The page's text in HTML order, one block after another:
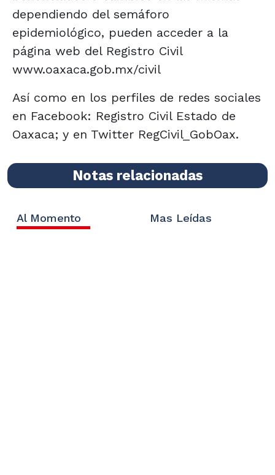
dependiendo del semáforo
epidemiológico, pueden acceder a la
página web del Registro Civil
www.oaxaca.gob.mx/civil
Así como en los perfiles de redes sociales
en Facebook: Registro Civil Estado de
Oaxaca; y en Twitter RegCivil_GobOax.
Notas relacionadas
Al Momento Mas Leídas